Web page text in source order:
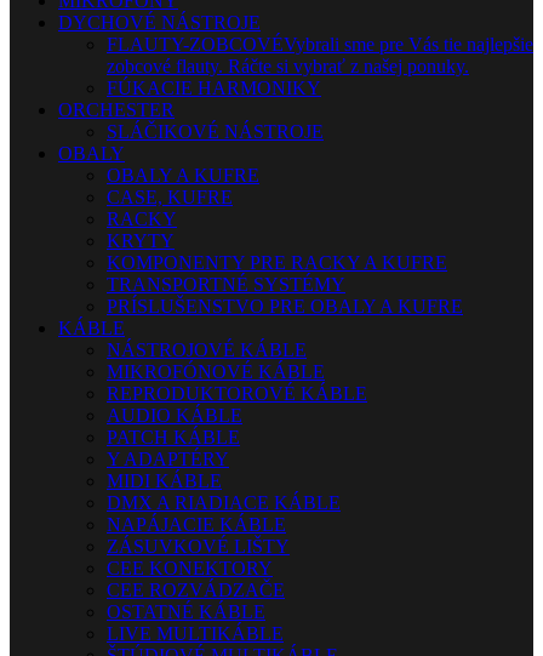
DYCHOVÉ NÁSTROJE
FLAUTY-ZOBCOVÉVybrali sme pre Vás tie najlepšie
zobcové flauty. Ráčte si vybrať z našej ponuky.
FÚKACIE HARMONIKY
ORCHESTER
SLÁČIKOVÉ NÁSTROJE
OBALY
OBALY A KUFRE
CASE, KUFRE
RACKY
KRYTY
KOMPONENTY PRE RACKY A KUFRE
TRANSPORTNÉ SYSTÉMY
PRÍSLUŠENSTVO PRE OBALY A KUFRE
KÁBLE
NÁSTROJOVÉ KÁBLE
MIKROFÓNOVÉ KÁBLE
REPRODUKTOROVÉ KÁBLE
AUDIO KÁBLE
PATCH KÁBLE
Y ADAPTÉRY
MIDI KÁBLE
DMX A RIADIACE KÁBLE
NAPÁJACIE KÁBLE
ZÁSUVKOVÉ LIŠTY
CEE KONEKTORY
CEE ROZVÁDZAČE
OSTATNÉ KÁBLE
LIVE MULTIKÁBLE